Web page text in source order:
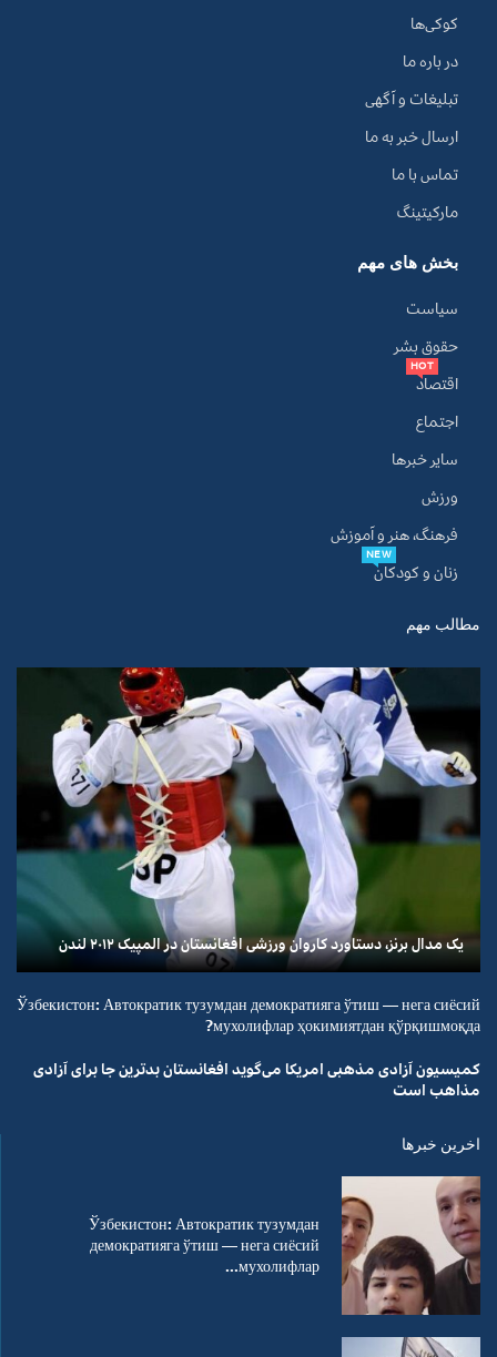
کوکی‌ها
در باره ما
تبلیغات و آگهی
ارسال خبر به ما
تماس با ما
مارکیتینگ
بخش های مهم
سیاست
حقوق بشر
اقتصاد
HOT
اجتماع
سایر خبرها
ورزش
فرهنگ، هنر و آموزش
زنان و کودکان
NEW
مطالب مهم
یک مدال برنز، دستاورد کاروان ورزشی افغانستان در المپیک ۲۰۱۲ لندن
Ўзбекистон: Автократик тузумдан демократияга ўтиш — нега сиёсий
мухолифлар ҳокимиятдан қўрқишмоқда?
کمیسیون آزادی مذهبی امریکا می‌گوید افغانستان بدترین جا برای آزادی
مذاهب است
اخرین خبرها
Ўзбекистон: Автократик тузумдан
демократияга ўтиш — нега сиёсий
мухолифлар...